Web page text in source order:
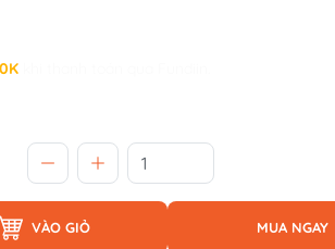
VÀO GIỎ MUA NGAY